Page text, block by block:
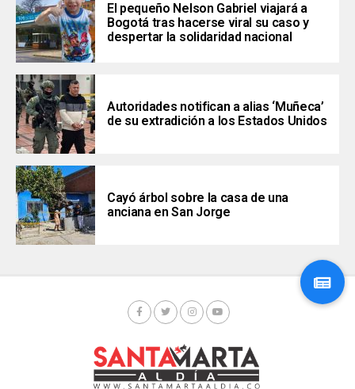
El pequeño Nelson Gabriel viajará a
Bogotá tras hacerse viral su caso y
despertar la solidaridad nacional
Autoridades notifican a alias ‘Muñeca’
de su extradición a los Estados Unidos
Cayó árbol sobre la casa de una
anciana en San Jorge